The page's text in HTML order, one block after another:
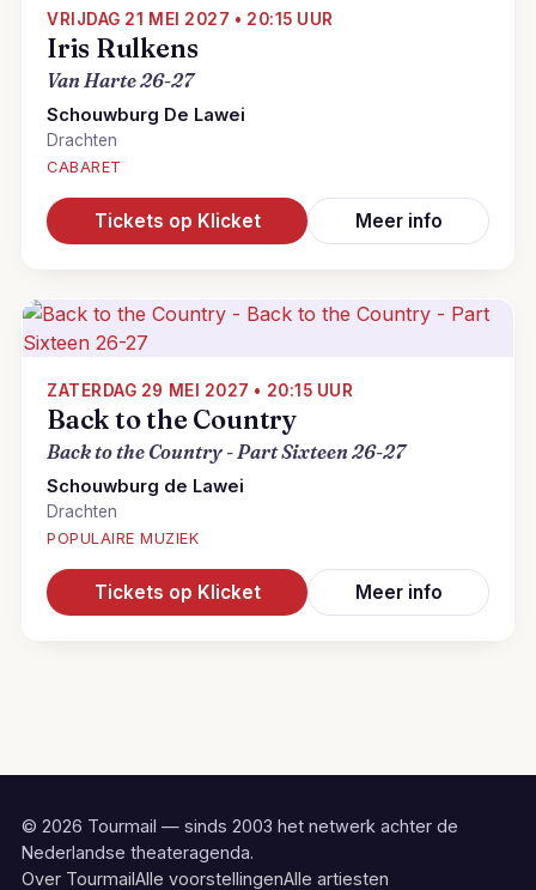
VRIJDAG 21 MEI 2027 • 20:15 UUR
Iris Rulkens
Van Harte 26-27
Schouwburg De Lawei
Drachten
CABARET
Tickets op Klicket Meer info
ZATERDAG 29 MEI 2027 • 20:15 UUR
Back to the Country
Back to the Country - Part Sixteen 26-27
Schouwburg de Lawei
Drachten
POPULAIRE MUZIEK
Tickets op Klicket Meer info
© 2026 Tourmail — sinds 2003 het netwerk achter de
Nederlandse theateragenda.
Over TourmailAlle voorstellingenAlle artiesten